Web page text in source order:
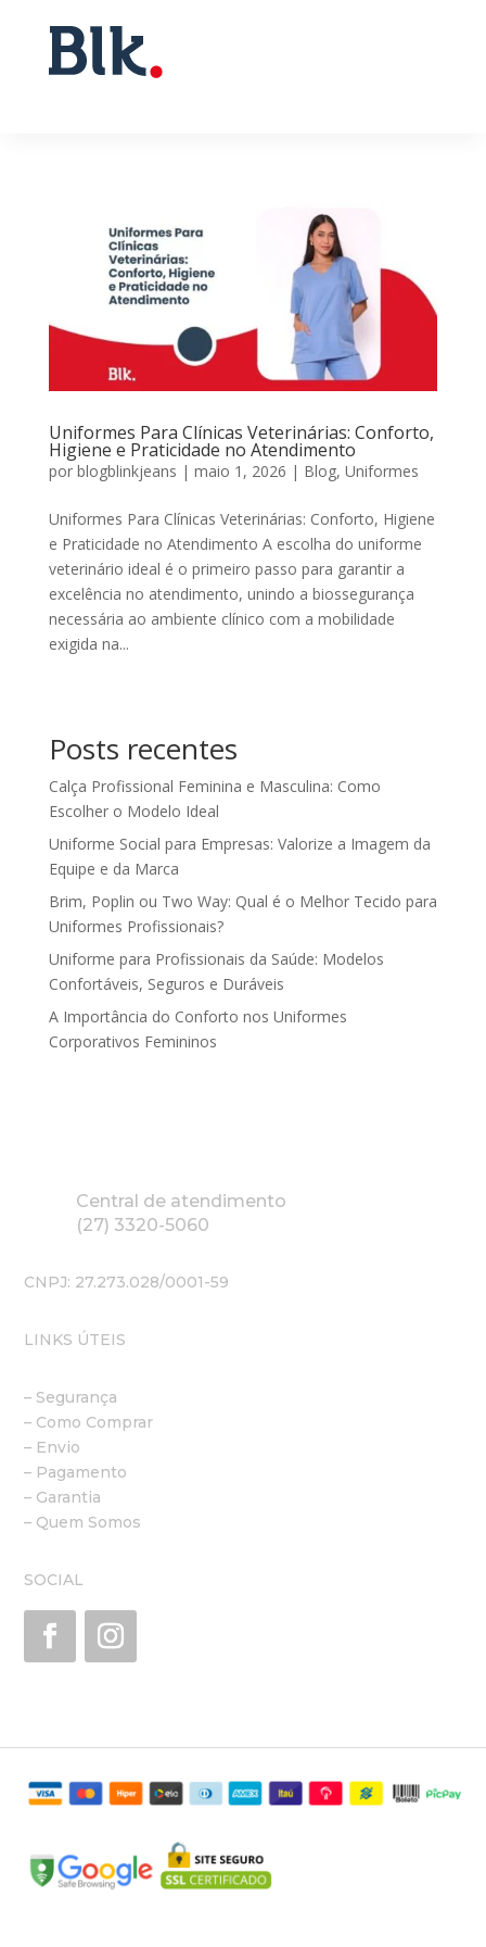
Uniformes Para Clínicas Veterinárias: Conforto,
Higiene e Praticidade no Atendimento
por blogblinkjeans | maio 1, 2026 | Blog, Uniformes
Uniformes Para Clínicas Veterinárias: Conforto, Higiene
e Praticidade no Atendimento A escolha do uniforme
veterinário ideal é o primeiro passo para garantir a
excelência no atendimento, unindo a biossegurança
necessária ao ambiente clínico com a mobilidade
exigida na...
Posts recentes
Calça Profissional Feminina e Masculina: Como
Escolher o Modelo Ideal
Uniforme Social para Empresas: Valorize a Imagem da
Equipe e da Marca
Brim, Poplin ou Two Way: Qual é o Melhor Tecido para
Uniformes Profissionais?
Uniforme para Profissionais da Saúde: Modelos
Confortáveis, Seguros e Duráveis
A Importância do Conforto nos Uniformes
Corporativos Femininos
Central de atendimento
(27) 3320-5060
CNPJ: 27.273.028/0001-59
LINKS ÚTEIS
– Segurança
– Como Comprar
– Envio
– Pagamento
– Garantia
– Quem Somos
SOCIAL